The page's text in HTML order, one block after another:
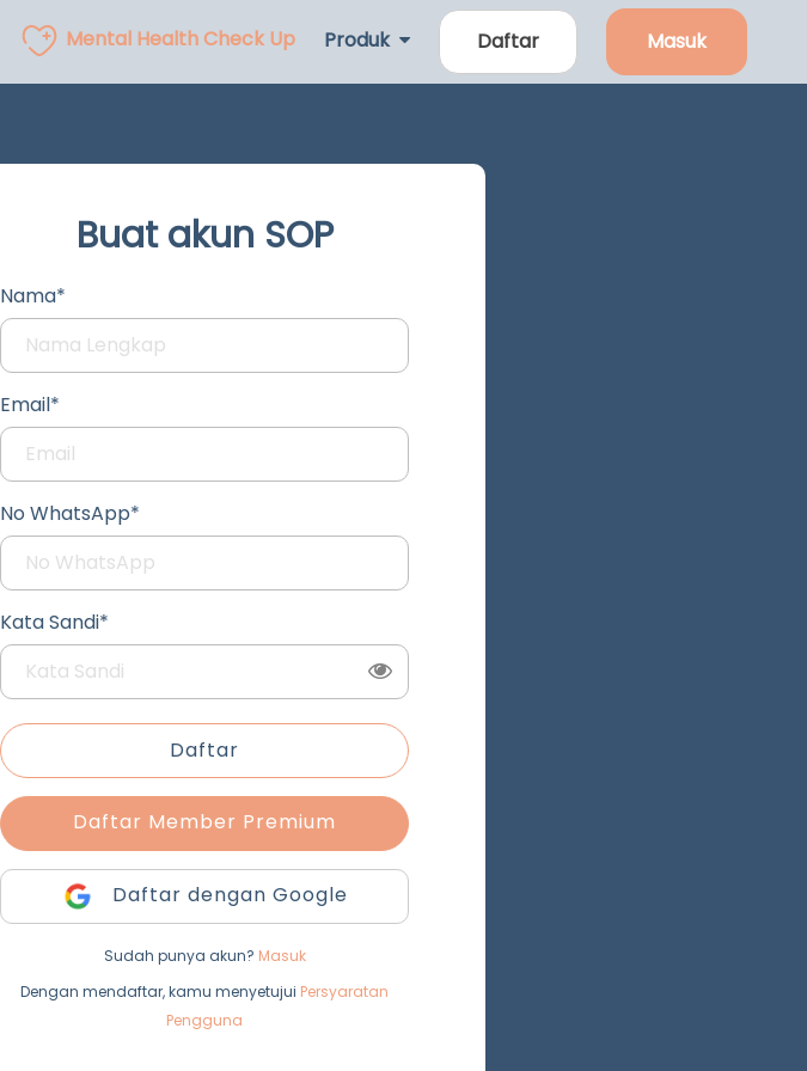
Mental Health Check Up Produk Daftar Masuk
Buat akun SOP
Nama*
Email*
No WhatsApp*
Kata Sandi*
Daftar
Daftar Member Premium
Daftar dengan Google
Sudah punya akun? Masuk
Dengan mendaftar, kamu menyetujui Persyaratan
Pengguna